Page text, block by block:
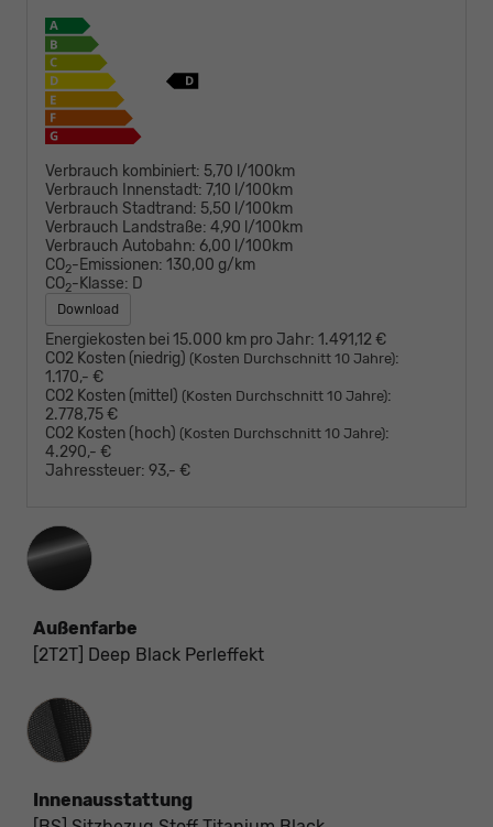
Verbrauch kombiniert: 5,70 l/100km
Verbrauch Innenstadt: 7,10 l/100km
Verbrauch Stadtrand: 5,50 l/100km
Verbrauch Landstraße: 4,90 l/100km
Verbrauch Autobahn: 6,00 l/100km
CO2-Emissionen: 130,00 g/km
CO2-Klasse: D
Download
Energiekosten bei 15.000 km pro Jahr: 1.491,12 €
CO2 Kosten (niedrig) (Kosten Durchschnitt 10 Jahre):
1.170,- €
CO2 Kosten (mittel) (Kosten Durchschnitt 10 Jahre):
2.778,75 €
CO2 Kosten (hoch) (Kosten Durchschnitt 10 Jahre):
4.290,- €
Jahressteuer: 93,- €
Außenfarbe
[2T2T] Deep Black Perleffekt
Innenausstattung
Innenausstattung